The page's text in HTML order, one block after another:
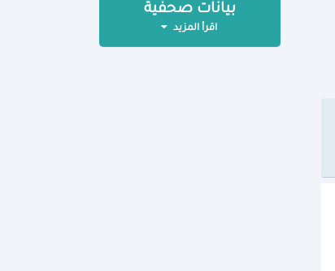
بيانات صحفية
اقرأ المزيد